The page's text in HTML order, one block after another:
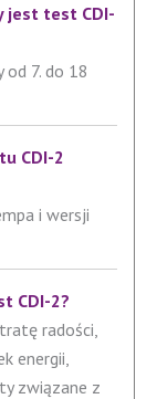
jest test CDI-
od 7. do 18
CDI-2
i wersji
CDI-2?
radości,
energii,
związane z